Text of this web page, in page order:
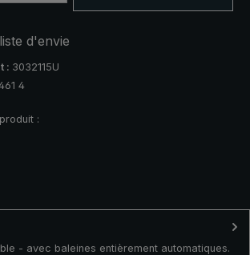
d'envie
: 3032115U
4
:
- avec baleines entièrement automatiques.